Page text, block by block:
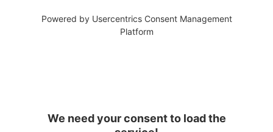
Powered by Usercentrics Consent Management
Platform
We need your consent to load the